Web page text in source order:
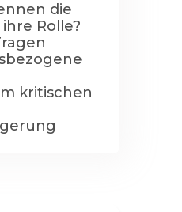
die
Rolle?
kritischen